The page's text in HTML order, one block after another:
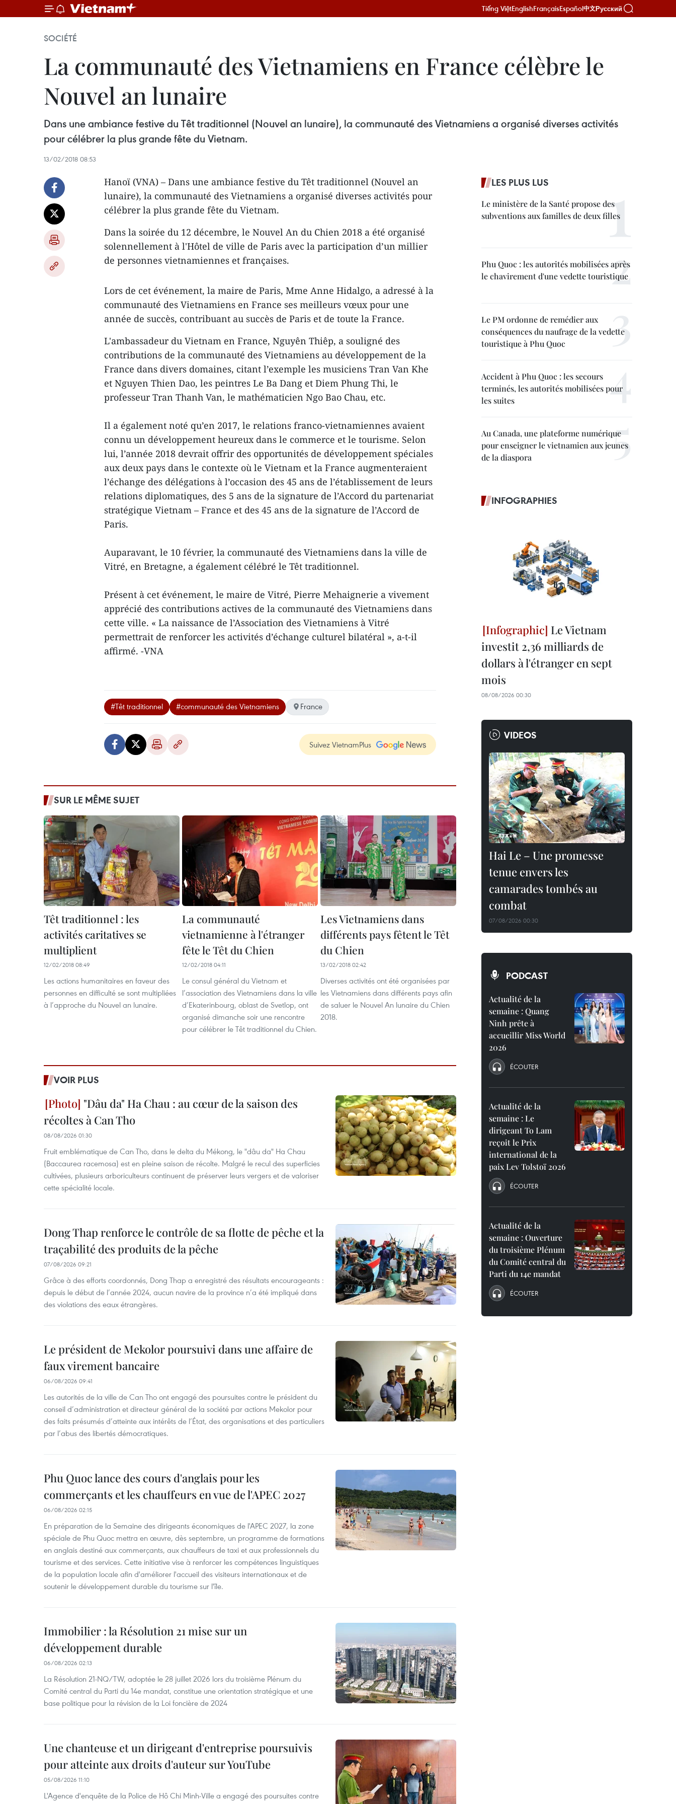
Tiếng ViệtEnglishFrançaisEspañol中文Русский
SOCIÉTÉ
La communauté des Vietnamiens en France célèbre le
Nouvel an lunaire
Dans une ambiance festive du Têt traditionnel (Nouvel an lunaire), la communauté des Vietnamiens a organisé diverses activités
pour célébrer la plus grande fête du Vietnam.
13/02/2018 08:53
Hanoï (VNA) – Dans une ambiance festive du Têt traditionnel (Nouvel an
lunaire), la communauté des Vietnamiens a organisé diverses activités pour
célébrer la plus grande fête du Vietnam.
Dans la soirée du 12 décembre, le Nouvel An du Chien 2018 a été organisé
solennellement à l'Hôtel de ville de Paris avec la participation d’un millier
de personnes vietnamiennes et françaises.
Lors de cet événement, la maire de Paris, Mme Anne Hidalgo, a adressé à la
communauté des Vietnamiens en France ses meilleurs vœux pour une
année de succès, contribuant au succès de Paris et de toute la France.
L'ambassadeur du Vietnam en France, Nguyên Thiêp, a souligné des
contributions de la communauté des Vietnamiens au développement de la
France dans divers domaines, citant l’exemple les musiciens Tran Van Khe
et Nguyen Thien Dao, les peintres Le Ba Dang et Diem Phung Thi, le
professeur Tran Thanh Van, le mathématicien Ngo Bao Chau, etc.
Il a également noté qu’en 2017, le relations franco-vietnamiennes avaient
connu un développement heureux dans le commerce et le tourisme. Selon
lui, l’année 2018 devrait offrir des opportunités de développement spéciales
aux deux pays dans le contexte où le Vietnam et la France augmenteraient
l’échange des délégations à l’occasion des 45 ans de l’établissement de leurs
relations diplomatiques, des 5 ans de la signature de l’Accord du partenariat
stratégique Vietnam – France et des 45 ans de la signature de l’Accord de
Paris.
Auparavant, le 10 février, la communauté des Vietnamiens dans la ville de
Vitré, en Bretagne, a également célébré le Têt traditionnel.
Présent à cet événement, le maire de Vitré, Pierre Mehaignerie a vivement
apprécié des contributions actives de la communauté des Vietnamiens dans
cette ville. « La naissance de l’Association des Vietnamiens à Vitré
permettrait de renforcer les activités d’échange culturel bilatéral », a-t-il
affirmé. -VNA
#Têt traditionnel #communauté des Vietnamiens France
Suivez VietnamPlus
SUR LE MÊME SUJET
Têt traditionnel : les
activités caritatives se
multiplient
12/02/2018 08:49
Les actions humanitaires en faveur des
personnes en difficulté se sont multipliées
à l’approche du Nouvel an lunaire.
La communauté
vietnamienne à l'étranger
fête le Têt du ​Chien
12/02/2018 04:11
Le consul général du Vietnam et
l’association des Vietnamiens dans la ville
d’Ekaterinbourg, oblast de Svetlop, ont
organisé dimanche soir une rencontre
pour célébrer le Têt traditionnel du Chien.
Les Vietnamiens dans
différents pays fêtent le Têt
du Chien
13/02/2018 02:42
Diverses activités ont été organisées par
les Vietnamiens dans différents pays afin
de saluer le Nouvel An lunaire du Chien
2018.
VOIR PLUS
"Dâu da" Ha Chau : au cœur de la saison des
récoltes à Can Tho
08/08/2026 01:30
Fruit emblématique de Can Tho, dans le delta du Mékong, le "dâu da" Ha Chau
(Baccaurea racemosa) est en pleine saison de récolte. Malgré le recul des superficies
cultivées, plusieurs arboriculteurs continuent de préserver leurs vergers et de valoriser
cette spécialité locale.
Dong Thap renforce le contrôle de sa flotte de pêche et la
traçabilité des produits de la pêche
07/08/2026 09:21
Grâce à des efforts coordonnés, Dong Thap a enregistré des résultats encourageants :
depuis le début de l’année 2024, aucun navire de la province n’a été impliqué dans
des violations des eaux étrangères.
Le président de Mekolor poursuivi dans une affaire de
faux virement bancaire
06/08/2026 09:41
Les autorités de la ville de Can Tho ont engagé des poursuites contre le président du
conseil d’administration et directeur général de la société par actions Mekolor pour
des faits présumés d’atteinte aux intérêts de l’État, des organisations et des particuliers
par l’abus des libertés démocratiques.
Phu Quoc lance des cours d'anglais pour les
commerçants et les chauffeurs en vue de l'APEC 2027
06/08/2026 02:15
En préparation de la Semaine des dirigeants économiques de l'APEC 2027, la zone
spéciale de Phu Quoc mettra en œuvre, dès septembre, un programme de formations
en anglais destiné aux commerçants, aux chauffeurs de taxi et aux professionnels du
tourisme et des services. Cette initiative vise à renforcer les compétences linguistiques
de la population locale afin d'améliorer l'accueil des visiteurs internationaux et de
soutenir le développement durable du tourisme sur l'île.
Immobilier : la Résolution 21 mise sur un
développement durable
06/08/2026 02:13
La Résolution 21-NQ/TW, adoptée le 28 juillet 2026 lors du troisième Plénum du
Comité central du Parti du 14e mandat, constitue une orientation stratégique et une
base politique pour la révision de la Loi foncière de 2024
Une chanteuse et un dirigeant d'entreprise poursuivis
pour atteinte aux droits d'auteur sur YouTube
05/08/2026 11:10
L'Agence d'enquête de la Police de Hô Chi Minh-Ville a engagé des poursuites contre
LES PLUS LUS
Le ministère de la Santé propose des
subventions aux familles de deux filles
Phu Quoc : les autorités mobilisées après
le chavirement d'une vedette touristique
Le PM ordonne de remédier aux
conséquences du naufrage de la vedette
touristique à Phu Quoc
Accident à Phu Quoc : les secours
terminés, les autorités mobilisées pour
les suites
Au Canada, une plateforme numérique
pour enseigner le vietnamien aux jeunes
de la diaspora
INFOGRAPHIES
Le Vietnam
investit 2,36 milliards de
dollars à l'étranger en sept
mois
08/08/2026 00:30
VIDEOS
Hai Le – Une promesse
tenue envers les
camarades tombés au
combat
07/08/2026 00:30
PODCAST
Actualité de la
semaine : Quang
Ninh prête à
accueillir Miss World
2026
ÉCOUTER
Actualité de la
semaine : Le
dirigeant To Lam
reçoit le Prix
international de la
paix Lev Tolstoï 2026
ÉCOUTER
Actualité de la
semaine : Ouverture
du troisième Plénum
du Comité central du
Parti du 14e mandat
ÉCOUTER